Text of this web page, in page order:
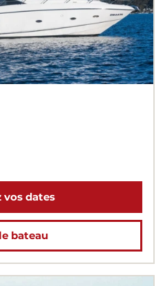
vos dates
bateau